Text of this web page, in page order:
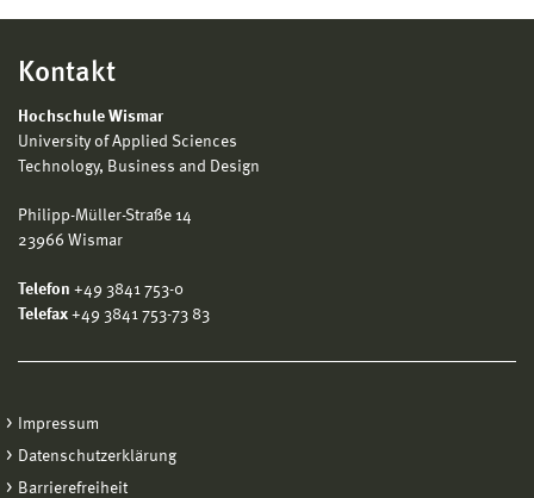
Kontakt
Hochschule Wismar
University of Applied Sciences
Technology, Business and Design
Philipp-Müller-Straße 14
23966 Wismar
Telefon +49 3841 753-0
Telefax +49 3841 753-73 83
Impressum
Datenschutzerklärung
Barrierefreiheit